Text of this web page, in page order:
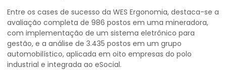
Entre os cases de sucesso da WES Ergonomia, destaca-se a
avaliação completa de 986 postos em uma mineradora,
com implementação de um sistema eletrônico para
gestão, e a análise de 3.435 postos em um grupo
automobilístico, aplicada em oito empresas do polo
industrial e integrada ao eSocial.